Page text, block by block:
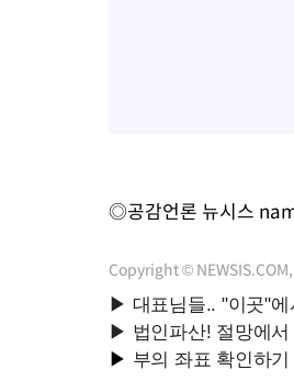
◎공감언론 뉴시스
Copyright © NEWSIS.COM,